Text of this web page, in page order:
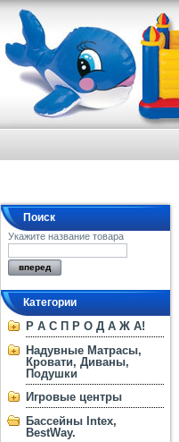
Поиск
Укажите название товара
Категории
Р А С П Р О Д А Ж А!
Надувные Матрасы,
Кровати, Диваны,
Подушки
Игровые центры
Бассейны Intex,
BestWay.